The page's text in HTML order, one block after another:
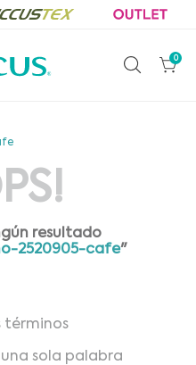
0
resultado
2520905-cafe"
términos
sola palabra